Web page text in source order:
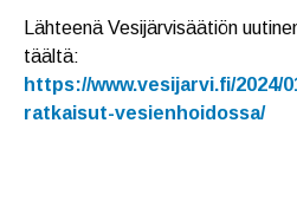
Lähteenä Vesijärvisäätiön
täältä:
https://www.vesijarvi.fi/2024/
ratkaisut-vesienhoidossa/